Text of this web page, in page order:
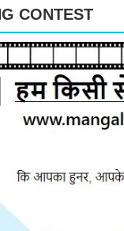
CONTEST